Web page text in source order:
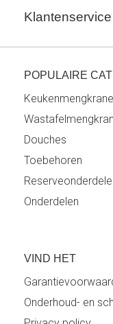
Klantenservice
POPULAIRE
Douches
Toebehoren
Onderdelen
VIND HET
Onderhoud- en